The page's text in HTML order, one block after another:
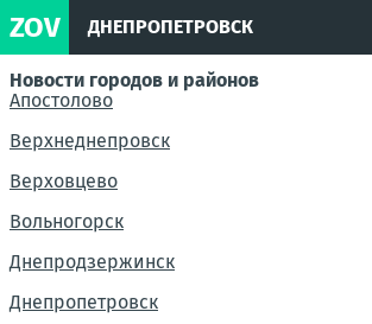
ZOV ДНЕПРОПЕТРОВСК
Новости городов и районов
Апостолово
Верхнеднепровск
Верховцево
Вольногорск
Днепродзержинск
Днепропетровск